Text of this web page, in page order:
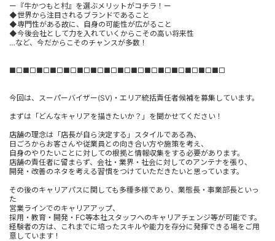
ー『牛かつもと村』を選ぶメリットがコチラ！ー
◆世界から注目されるブランドであること
◆専門性がある故に、自身の可能性が広がること
◆今後会社として力を入れていくからこその高い将来性
…など、今だからこそのチャンスが多数！
■□■□■□■□■□■□■□■□■□■□■□■□■□■□■□■□
今回は、スーパーバイザー(SV)・エリア統括責任者候補を募集しています。
まずは「どんなキャリアを描きたいか？」を聞かせてください！
店舗の理念は「店長が自ら決定する」スタイルである為、
日ごろからお客さんや従業員との向き合い方や施策を考え、
自身のやりたいことに対しての根拠と情報収集をする必要があります。
店舗の責任者に留まらず、会社・業界・社会に対してのアンテナを張り、
開発・改善のネタを考える習慣をつけていただきたいと思っています。
その後のキャリアパスに関しても多種多様であり、業態長・事業部長といっ
た
営業ラインでのキャリアアップ、
採用・教育・開発・FC等本社スタッフへのキャリアチェンジ等が可能です。
経験者の方は、これまでに培ったスキルや能力を存分に発揮できる場をご用
意しています！